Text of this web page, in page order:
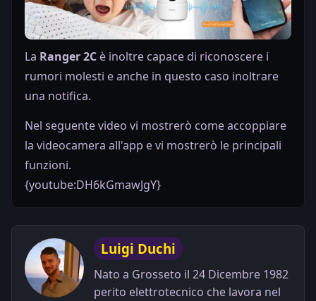
La Ranger 2C è inoltre capace di riconoscere i
rumori molesti e anche in questo caso inoltrare
una notifica.
Nel seguente video vi mostrerò come accoppiare
la videocamera all'app e vi mostrerò le principali
funzioni.
{youtube:DH6kGmawJgY}
Luigi Duchi
Nato a Grosseto il 24 Dicembre 1982
perito elettrotecnico che lavora nel